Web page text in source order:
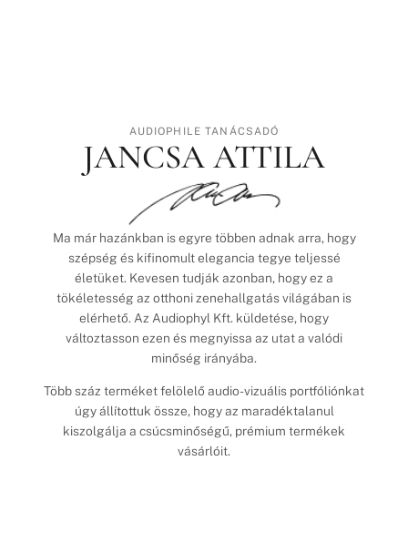
AUDIOPHILE TANÁCSADÓ
JANCSA ATTILA
Ma már hazánkban is egyre többen adnak arra, hogy
szépség és kifinomult elegancia tegye teljessé
életüket. Kevesen tudják azonban, hogy ez a
tökéletesség az otthoni zenehallgatás világában is
elérhető. Az Audiophyl Kft. küldetése, hogy
változtasson ezen és megnyissa az utat a valódi
minőség irányába.
Több száz terméket felölelő audio-vizuális portfóliónkat
úgy állítottuk össze, hogy az maradéktalanul
kiszolgálja a csúcsminőségű, prémium termékek
vásárlóit.